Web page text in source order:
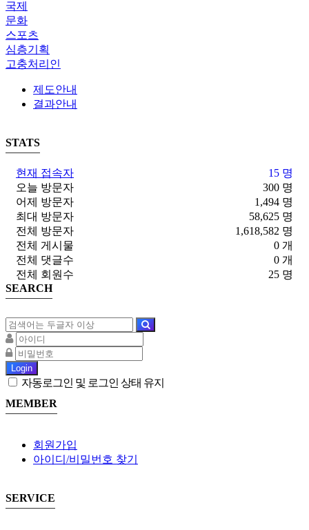
국제
문화
스포츠
심층기획
고충처리인
제도안내
결과안내
STATS
15 명
현재 접속자
300 명
오늘 방문자
1,494 명
어제 방문자
58,625 명
최대 방문자
1,618,582 명
전체 방문자
0 개
전체 게시물
0 개
전체 댓글수
25 명
전체 회원수
SEARCH
Login
자동로그인 및 로그인 상태 유지
MEMBER
회원가입
아이디/비밀번호 찾기
SERVICE